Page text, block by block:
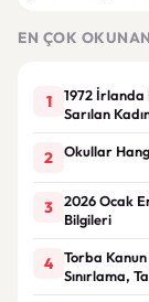
EN ÇOK
1
1972 İrlanda
Sarılan
2 Okullar
3
2026 Ocak
Bilgileri
4
Torba
Sınırlama,